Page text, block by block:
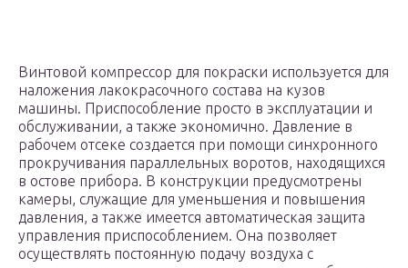
Винтовой компрессор для покраски используется для
наложения лакокрасочного состава на кузов
машины. Приспособление просто в эксплуатации и
обслуживании, а также экономично. Давление в
рабочем отсеке создается при помощи синхронного
прокручивания параллельных воротов, находящихся
в остове прибора. В конструкции предусмотрены
камеры, служащие для уменьшения и повышения
давления, а также имеется автоматическая защита
управления приспособлением. Она позволяет
осуществлять постоянную подачу воздуха с